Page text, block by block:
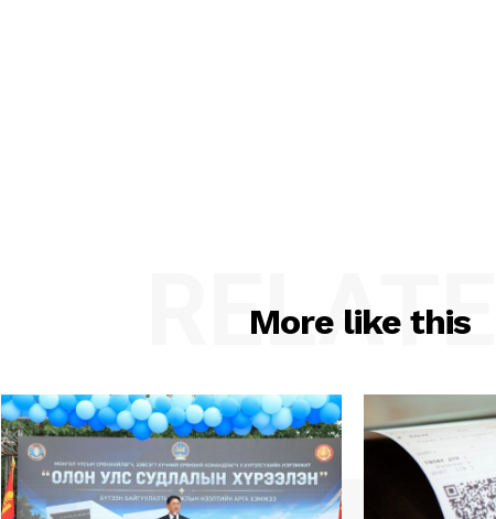
More like this